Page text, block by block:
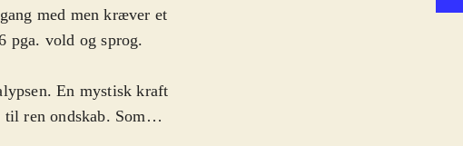
med men kræver et
pga. vold og sprog.
En mystisk kraft
til ren ondskab. Som